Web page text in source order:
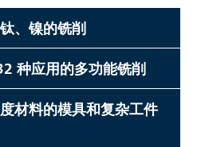
、镍的铣削
种应用的多功能铣削
材料的模具和复杂工件